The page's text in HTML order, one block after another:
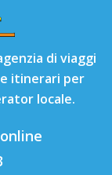
di viaggi
itinerari per
locale.